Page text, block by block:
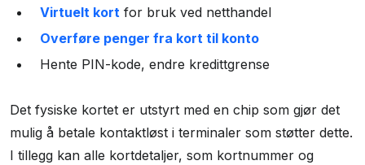
Virtuelt kortfor bruk ved netthandel
Overføre penger fra kort til konto
Hente PIN-kode, endre kredittgrense
Det fysiske kortet er utstyrt med en chip som gjør det
mulig å betale kontaktløst i terminaler som støtter dette.
I tillegg kan alle kortdetaljer, som kortnummer og